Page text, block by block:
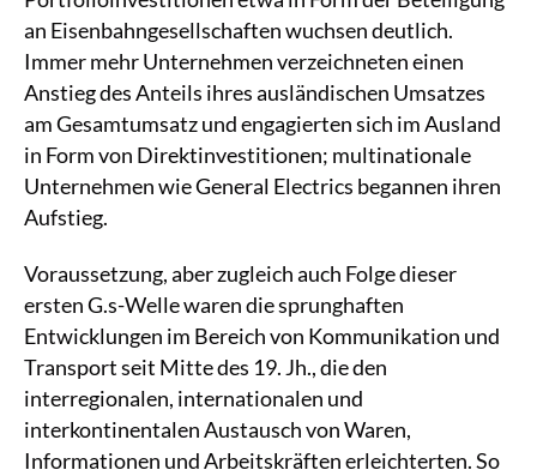
an Eisenbahngesellschaften wuchsen deutlich.
Immer mehr Unternehmen verzeichneten einen
Anstieg des Anteils ihres ausländischen Umsatzes
am Gesamtumsatz und engagierten sich im Ausland
in Form von Direktinvestitionen; multinationale
Unternehmen wie General Electrics begannen ihren
Aufstieg.
Voraussetzung, aber zugleich auch Folge dieser
ersten G.s-Welle waren die sprunghaften
Entwicklungen im Bereich von Kommunikation und
Transport seit Mitte des 19. Jh., die den
interregionalen, internationalen und
interkontinentalen Austausch von Waren,
Informationen und Arbeitskräften erleichterten. So